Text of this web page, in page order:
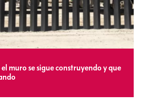
muro se sigue construyendo y que